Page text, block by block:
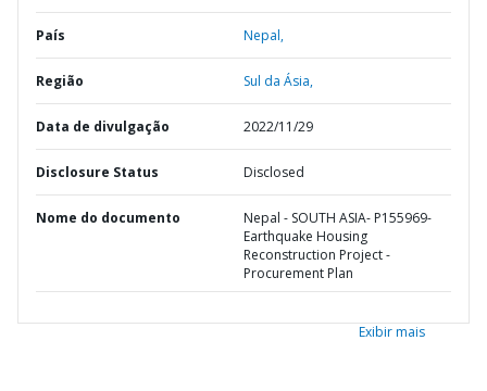
País Nepal,
Região Sul da Ásia,
Data de divulgação 2022/11/29
Disclosure Status Disclosed
Nome do documento
Nepal - SOUTH ASIA- P155969-
Earthquake Housing
Reconstruction Project -
Procurement Plan
Exibir mais